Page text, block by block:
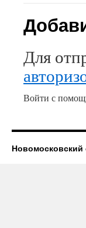
Для
Войти с
Новомосковский